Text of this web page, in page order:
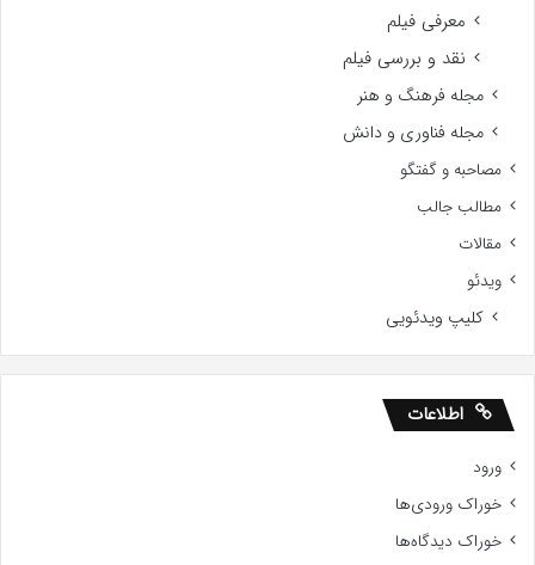
معرفی فیلم
نقد و بررسی فیلم
مجله فرهنگ و هنر
مجله فناوری و دانش
مصاحبه و گفتگو
مطالب جالب
مقالات
ویدئو
کلیپ ویدئویی
اطلاعات
ورود
خوراک ورودی‌ها
خوراک دیدگاه‌ها